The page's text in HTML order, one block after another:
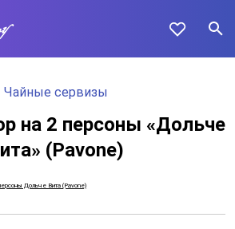
Чайные сервизы
на 2 персоны «Дольче
(Pavone)